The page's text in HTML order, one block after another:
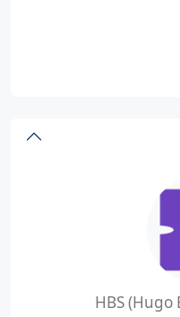
HBS